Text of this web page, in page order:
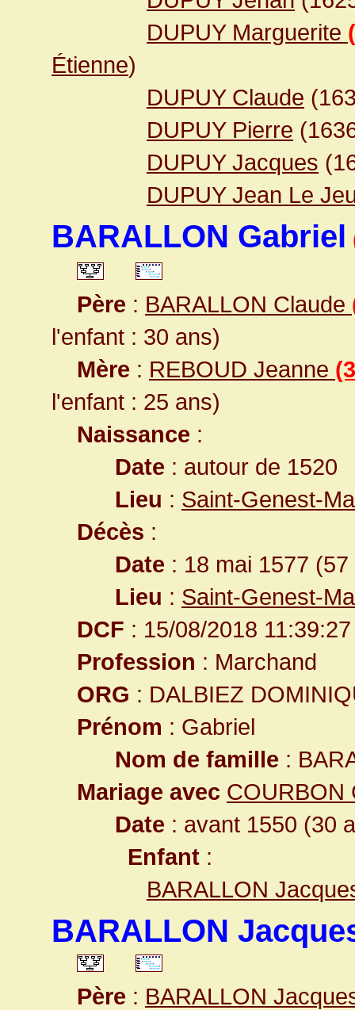
DUPUY Marguerite
Étienne)
DUPUY Claude
DUPUY Pierre
DUPUY Jacques
DUPUY Jean Le
BARALLON Gabriel
Père : BARALLON Claude
l'enfant : 30 ans)
Mère : REBOUD Jeanne
l'enfant : 25 ans)
Naissance :
Date : autour de 1520
Lieu : Saint-Genest-
Décès :
Date : 18 mai 1577
Lieu : Saint-Genest-
DCF : 15/08/2018 11:39:27
Profession : Marchand
ORG : DALBIEZ
Prénom : Gabriel
Nom de famille :
Mariage avec COURBON
Date : avant 1550 (30
Enfant :
BARALLON
BARALLON
Père : BARALLON